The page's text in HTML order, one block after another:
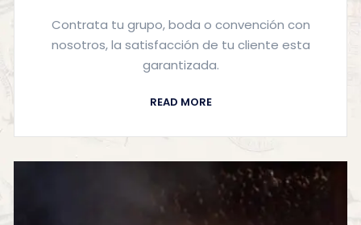
Contrata tu grupo, boda o convención con
nosotros, la satisfacción de tu cliente esta
garantizada.
READ MORE